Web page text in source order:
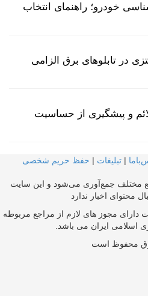
خودرو؛ راهنمای انتخاب
در تابلوهای برق الزامی
و پیشگیری از حساسیت
| تبلیغات | حفظ حریم شخصی
مختلف جمع‌آوری می‌شود و این سایت
محتوای اخبار ندارد
دارای مجوز های لازم از مراجع مربوطه
اسلامی ایران می باشد.
محفوظ است